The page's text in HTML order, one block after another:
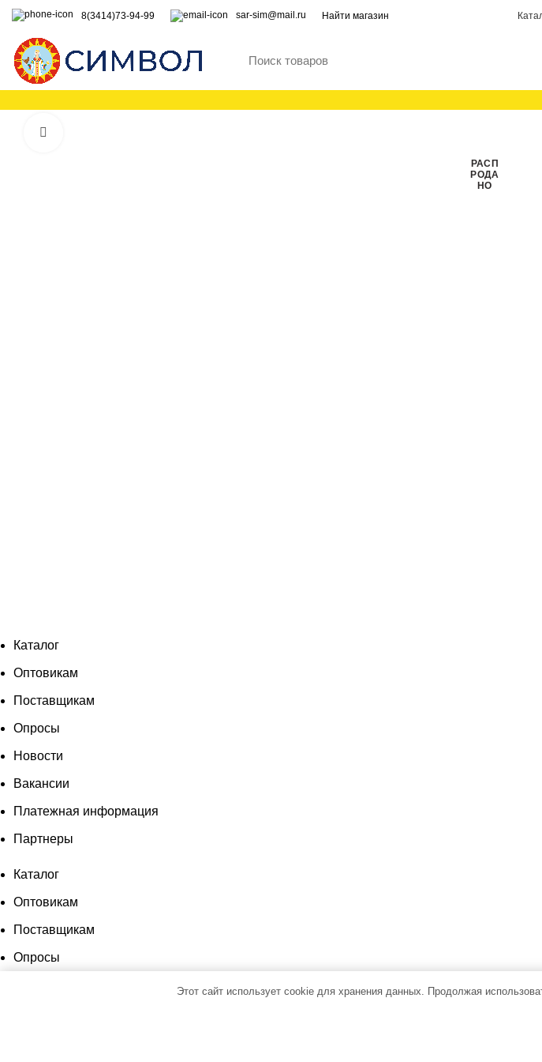
8(3414)73-94-99 sar-sim@mail.ru Найти магазин
РАСП
РОДА
НО
Каталог
Оптовикам
Поставщикам
Опросы
Новости
Вакансии
Платежная информация
Партнеры
Каталог
Оптовикам
Поставщикам
Опросы
Этот сайт использует cookie для хранения данных. Продолжая